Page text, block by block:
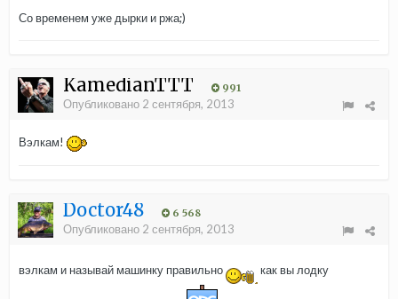
Со временем уже дырки и ржа;)
KamedianTTT 991
Опубликовано 2 сентября, 2013
Вэлкам!
Doctor48 6 568
Опубликовано 2 сентября, 2013
вэлкам и называй машинку правильно как вы лодку